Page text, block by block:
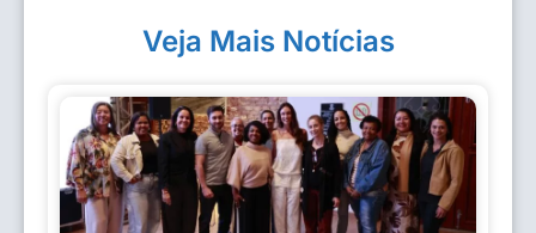
Veja Mais Notícias